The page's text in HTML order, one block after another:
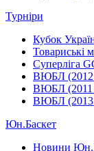
Турніри
Кубок
Товариські
Суперліга
ВЮБЛ (2012
ВЮБЛ (2011
ВЮБЛ (2013
Юн.Баскет
Новини